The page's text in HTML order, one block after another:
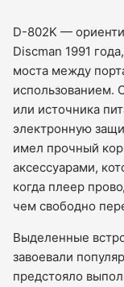
D-802K —
Discman 1991
моста между
использованием.
или источника
электронную
имел прочный
аксессуарами,
когда плеер
чем свободно
Выделенные
завоевали
предстояло